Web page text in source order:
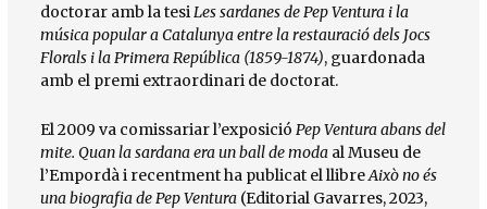
doctorar amb la tesiLes sardanes de Pep Ventura i la
música popular a Catalunya entre la restauració dels Jocs
Florals i la Primera República (1859-1874), guardonada
amb el premi extraordinari de doctorat.
El 2009 va comissariar l’exposicióPep Ventura abans del
mite. Quan la sardana era un ball de moda al Museu de
l’Empordà i recentment ha publicat el llibreAixò no és
una biografia de Pep Ventura (Editorial Gavarres, 2023,